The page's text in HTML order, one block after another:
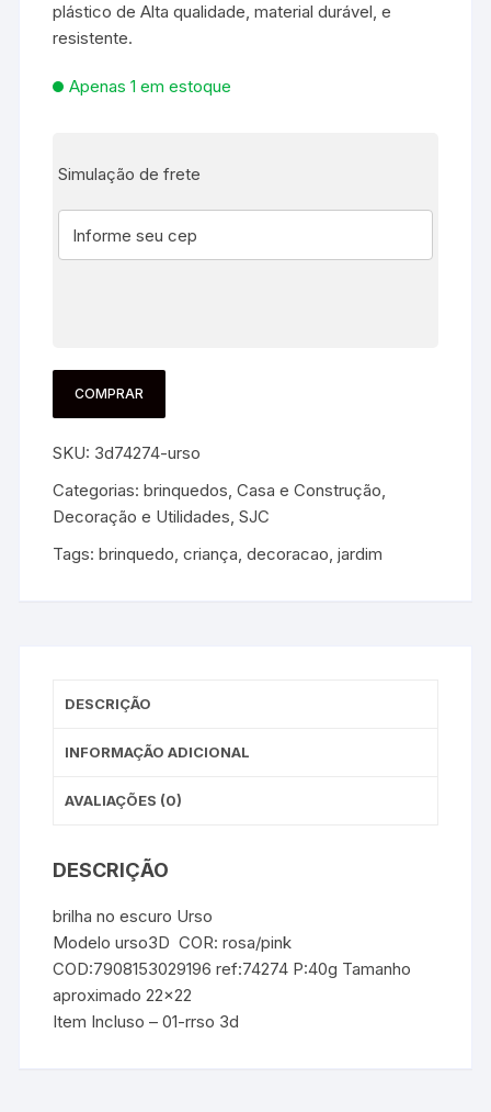
plástico de Alta qualidade, material durável, e
resistente.
Apenas 1 em estoque
Simulação de frete
COMPRAR
SKU: 3d74274-urso
Categorias:brinquedos,Casa e Construção,
Decoração e Utilidades,SJC
Tags:brinquedo,criança,decoracao,jardim
DESCRIÇÃO
INFORMAÇÃO ADICIONAL
AVALIAÇÕES (0)
DESCRIÇÃO
brilha no escuro Urso
Modelo urso3D COR: rosa/pink
COD:7908153029196 ref:74274 P:40g Tamanho
aproximado 22×22
Item Incluso – 01-rrso 3d